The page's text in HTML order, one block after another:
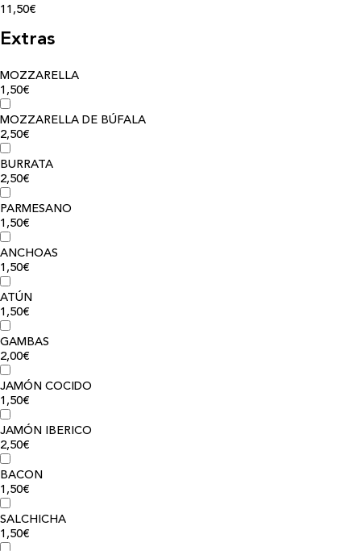
11,50€
Extras
MOZZARELLA
1,50€
MOZZARELLA DE BÚFALA
2,50€
BURRATA
2,50€
PARMESANO
1,50€
ANCHOAS
1,50€
ATÚN
1,50€
GAMBAS
2,00€
JAMÓN COCIDO
1,50€
JAMÓN IBERICO
2,50€
BACON
1,50€
SALCHICHA
1,50€